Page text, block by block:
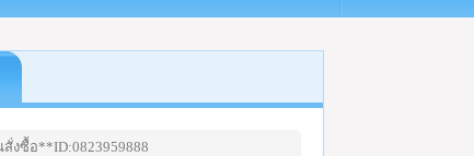
งซื้อ**ID:0823959888